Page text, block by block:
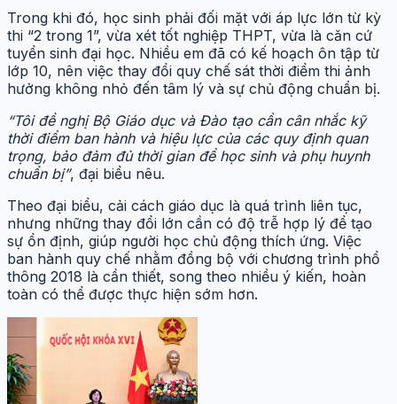
Trong khi đó, học sinh phải đối mặt với áp lực lớn từ kỳ
thi “2 trong 1”, vừa xét tốt nghiệp THPT, vừa là căn cứ
tuyển sinh đại học. Nhiều em đã có kế hoạch ôn tập từ
lớp 10, nên việc thay đổi quy chế sát thời điểm thi ảnh
hưởng không nhỏ đến tâm lý và sự chủ động chuẩn bị.
“Tôi đề nghị Bộ Giáo dục và Đào tạo cần cân nhắc kỹ
thời điểm ban hành và hiệu lực của các quy định quan
trọng, bảo đảm đủ thời gian để học sinh và phụ huynh
chuẩn bị”, đại biểu nêu.
Theo đại biểu, cải cách giáo dục là quá trình liên tục,
nhưng những thay đổi lớn cần có độ trễ hợp lý để tạo
sự ổn định, giúp người học chủ động thích ứng. Việc
ban hành quy chế nhằm đồng bộ với chương trình phổ
thông 2018 là cần thiết, song theo nhiều ý kiến, hoàn
toàn có thể được thực hiện sớm hơn.